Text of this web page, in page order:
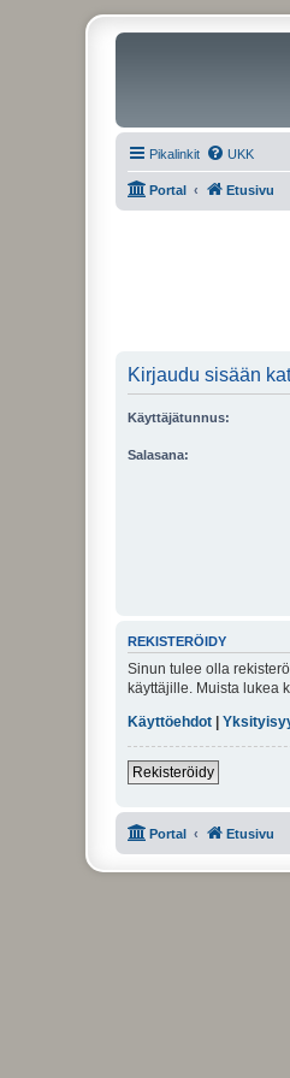
Pikalinkit UKK
Portal Etusivu
Kirjaudu sisään
Käyttäjätunnus:
Salasana:
REKISTERÖIDY
Sinun tulee olla
käyttäjille. Muista lukea
Käyttöehdot
Rekisteröidy
Portal Etusivu